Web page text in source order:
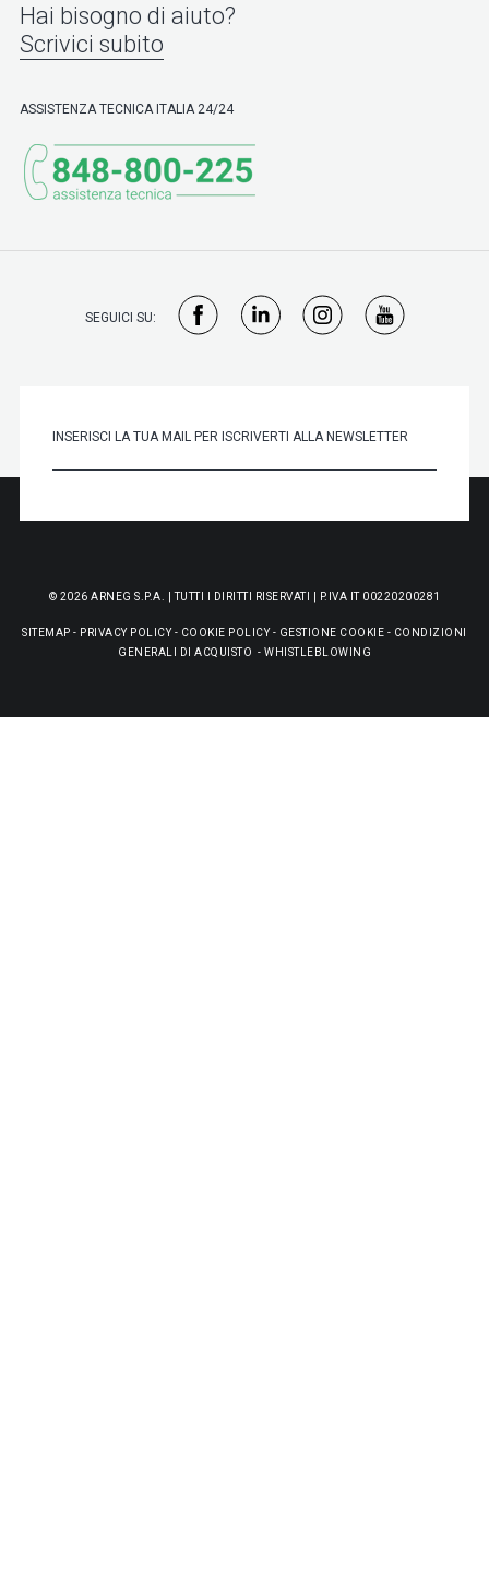
Hai bisogno di aiuto?
Scrivici subito
ASSISTENZA TECNICA ITALIA 24/24
SEGUICI SU:
© 2026 ARNEG S.P.A. | TUTTI I DIRITTI RISERVATI | P.IVA IT 00220200281
SITEMAP - PRIVACY POLICY- COOKIE POLICY- GESTIONE COOKIE - CONDIZIONI
GENERALI DI ACQUISTO - WHISTLEBLOWING